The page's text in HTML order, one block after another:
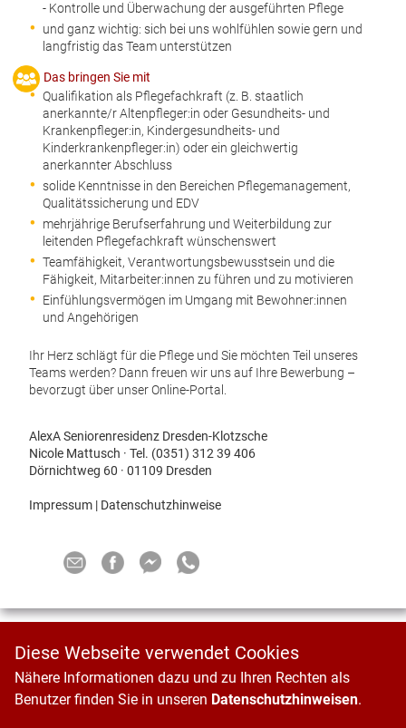
- Kontrolle und Überwachung der ausgeführten Pflege
und ganz wichtig: sich bei uns wohlfühlen sowie gern und
langfristig das Team unterstützen
Das bringen Sie mit
Qualifikation als Pflegefachkraft (z. B. staatlich
anerkannte/r Altenpfleger:in oder Gesundheits- und
Krankenpfleger:in, Kindergesundheits- und
Kinderkrankenpfleger:in) oder ein gleichwertig
anerkannter Abschluss
solide Kenntnisse in den Bereichen Pflegemanagement,
Qualitätssicherung und EDV
mehrjährige Berufserfahrung und Weiterbildung zur
leitenden Pflegefachkraft wünschenswert
Teamfähigkeit, Verantwortungsbewusstsein und die
Fähigkeit, Mitarbeiter:innen zu führen und zu motivieren
Einfühlungsvermögen im Umgang mit Bewohner:innen
und Angehörigen
Ihr Herz schlägt für die Pflege und Sie möchten Teil unseres
Teams werden? Dann freuen wir uns auf Ihre Bewerbung –
bevorzugt über unser Online-Portal.
AlexA Seniorenresidenz Dresden-Klotzsche
Nicole Mattusch · Tel. (0351) 312 39 406
Dörnichtweg 60 · 01109 Dresden
Impressum | Datenschutzhinweise
Diese Webseite verwendet Cookies
Nähere Informationen dazu und zu Ihren Rechten als
Benutzer finden Sie in unseren Datenschutzhinweisen.